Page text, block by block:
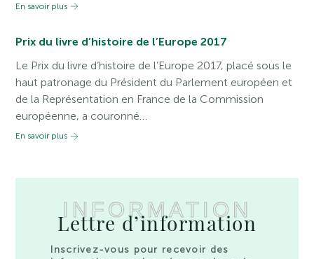
En savoir plus
Prix du livre d’histoire de l’Europe 2017
Le Prix du livre d’histoire de l’Europe 2017, placé sous le
haut patronage du Président du Parlement européen et
de la Représentation en France de la Commission
européenne, a couronné…
En savoir plus
INFORMATION
Lettre d’information
Inscrivez-vous pour recevoir des